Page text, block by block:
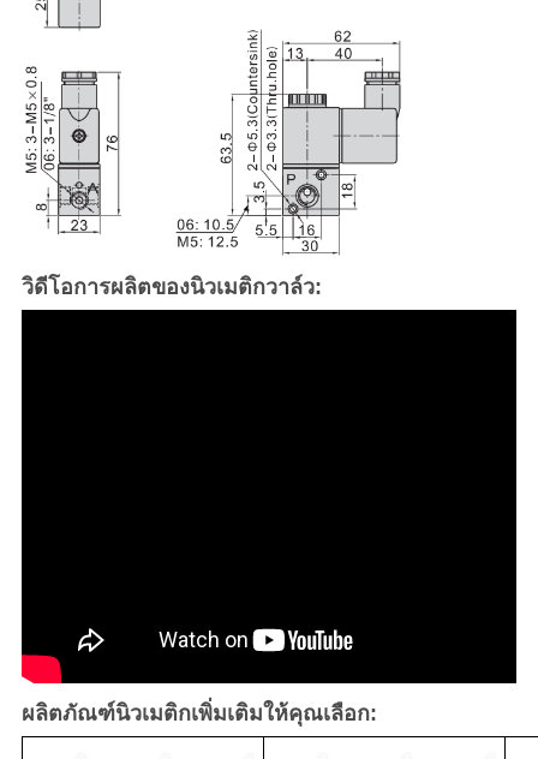
วิดีโอการผลิตของนิวเมติกวาล์ว:
ผลิตภัณฑ์นิวเมติกเพิ่มเติมให้คุณเลือก: